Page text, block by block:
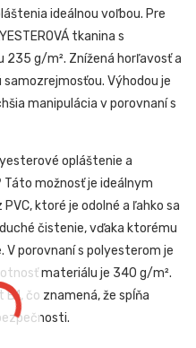
ideálnou voľbou. Pre
tkanina s
g/m². Znížená horľavosť a
Výhodou je
manipulácia v porovnaní s
opláštenie a
možnosť je ideálnym
ktoré je odolné a ľahko sa
čistenie, vďaka ktorému
V porovnaní s polyesterom je
materiálu je 340 g/m².
čo znamená, že spĺňa